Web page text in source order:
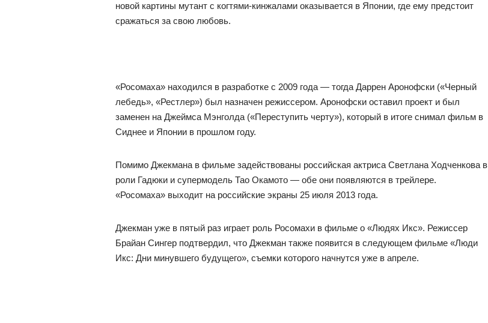
новой картины мутант с когтями-кинжалами оказывается в Японии, где ему предстоит
сражаться за свою любовь.
«Росомаха» находился в разработке с 2009 года — тогда Даррен Аронофски («Черный
лебедь», «Рестлер») был назначен режиссером. Аронофски оставил проект и был
заменен на Джеймса Мэнголда («Переступить черту»), который в итоге снимал фильм в
Сиднее и Японии в прошлом году.
Помимо Джекмана в фильме задействованы российская актриса Светлана Ходченкова в
роли Гадюки и супермодель Тао Окамото — обе они появляются в трейлере.
«Росомаха» выходит на российские экраны 25 июля 2013 года.
Джекман уже в пятый раз играет роль Росомахи в фильме о «Людях Икс». Режиссер
Брайан Сингер подтвердил, что Джекман также появится в следующем фильме «Люди
Икс: Дни минувшего будущего», съемки которого начнутся уже в апреле.